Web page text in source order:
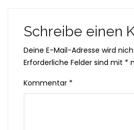
Schreibe einen
Deine E-Mail-Adresse wird
Erforderliche Felder sind mit *
Kommentar *